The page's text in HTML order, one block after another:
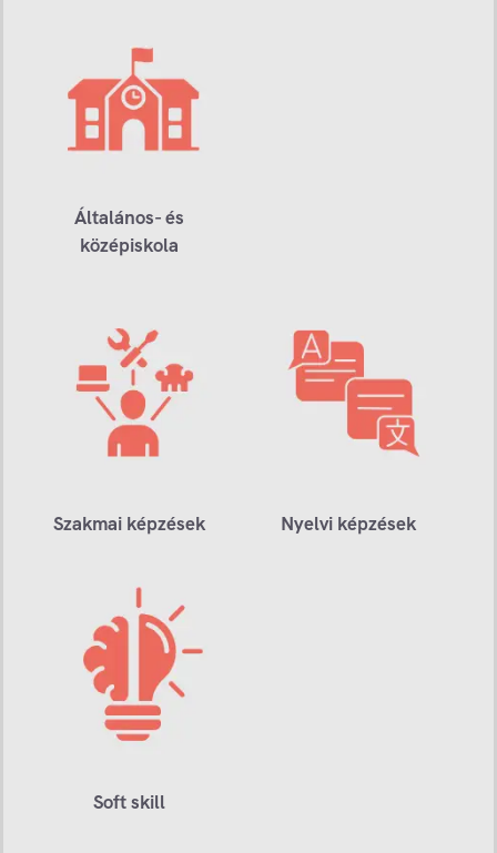
Általános- és
középiskola
Szakmai képzések Nyelvi képzések
Soft skill